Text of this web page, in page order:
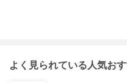
よく見られている人気お